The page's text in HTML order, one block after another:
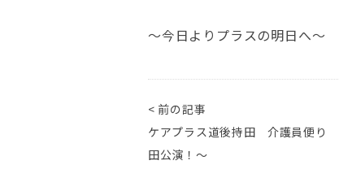
～今日よりプラスの明日へ～
< 前の記事
ケアプラス道後持田 介護員便
田公演！～